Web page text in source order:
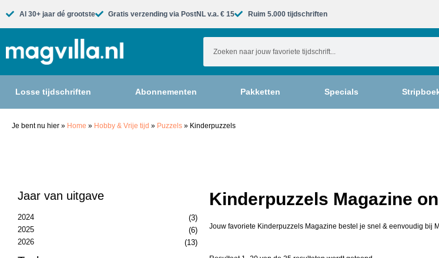
Al 30+ jaar dé grootste​ Gratis verzending via PostNL v.a. € 15 Ruim 5.000 tijdschriften​
Losse tijdschriften Abonnementen Pakketten Specials
Je bent nu hier » Home » Hobby & Vrije tijd » Puzzels » Kinderpuzzels
Jaar van uitgave
2024
(3)
2025
(6)
2026
(13)
Kinderpuzzels Magazine
Jouw favoriete Kinderpuzzels Magazine bestel je snel & eenvoudig bij